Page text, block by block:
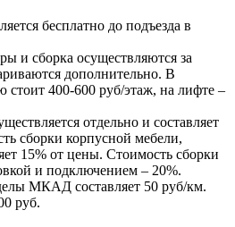
бесплатно до подъезда в
и сборка осуществляются за
дополнительно. В
стоит 400-600 руб/этаж, на лифте –
отдельно и составляет
сборки корпусной мебели,
15% от цены. Стоимость сборки
и подключением – 20%.
МКАД составляет 50 руб/км.
руб.